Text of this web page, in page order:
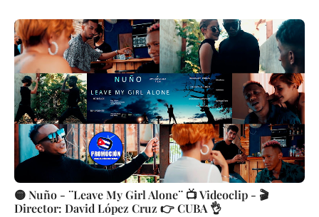
🟡 Nuño - ¨Leave My Girl Alone¨ 📺 Videoclip - 🎬
Director: David López Cruz 👉 CUBA 👌